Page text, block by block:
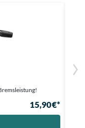
15,90 €*